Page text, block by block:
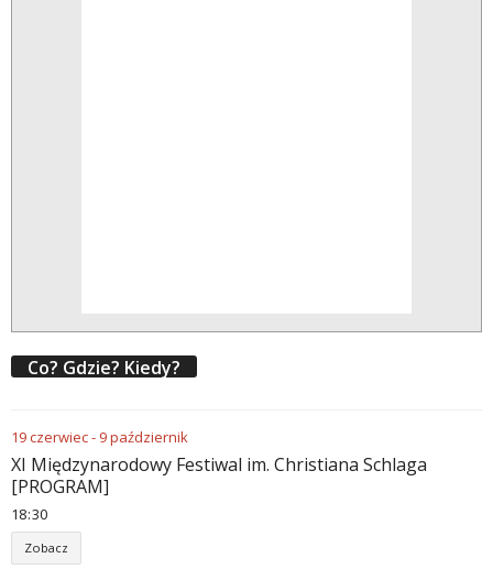
Co? Gdzie? Kiedy?
19czerwiec- 9październik
XI Międzynarodowy Festiwal im. Christiana Schlaga
[PROGRAM]
18 30
Zobacz